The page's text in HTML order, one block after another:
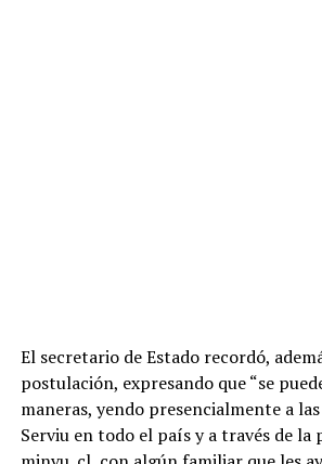
El secretario de Estado recordó,
postulación, expresando que “se
maneras, yendo presencialmente a
Serviu en todo el país y a través de la